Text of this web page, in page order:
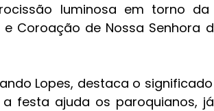
luminosa em torno da
Coroação de Nossa Senhora
Lopes, destaca o
festa ajuda os paroquianos,